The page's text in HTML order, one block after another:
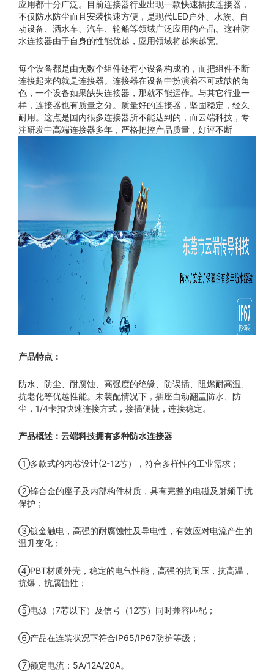
应用都十分广泛。目前连接器行业出现一款快速插拔连接器，
不仅防水防尘而且安装快速方便，是现代LED户外、水族、自
动设备、洒水车、汽车、轮船等领域广泛应用的产品。这种防
水连接器由于自身的性能优越，应用领域将越来越宽。
每个设备都是由无数个组件还有小设备构成的，而把组件不断
连接起来的就是连接器。连接器在设备中扮演着不可或缺的角
色，一个设备如果缺失连接器，那就不能运作。与其它行业一
样，连接器也有质量之分。质量好的连接器，坚固稳定，经久
耐用。这点是国内很多连接器所不能达到的，而云端科技，专
注研发中高端连接器多年，严格把控产品质量，好评不断
产品特点：
防水、防尘、耐腐蚀、高强度的绝缘、防误插、阻燃耐高温、
抗老化等优越性能。未装配情况下，插座自动翻盖防水、防
尘，1/4卡扣快速连接方式，接插便捷，连接稳定。
产品概述：云端科技拥有多种防水连接器
①多款式的内芯设计(2-12芯），符合多样性的工业需求；
②锌合金的座子及内部构件材质，具有完整的电磁及射频干扰
保护；
③镀金触电，高强的耐腐蚀性及导电性，有效应对电流产生的
温升变化；
④PBT材质外壳，稳定的电气性能，高强的抗耐压，抗高温，
抗爆，抗腐蚀性；
⑤电源（7芯以下）及信号（12芯）同时兼容匹配；
⑥产品在连装状况下符合IP65/IP67防护等级；
⑦额定电流：5A/12A/20A。